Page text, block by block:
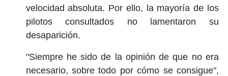
velocidad absoluta. Por ello, la mayoría de los
pilotos consultados no lamentaron su
desaparición.
"Siempre he sido de la opinión de que no era
necesario, sobre todo por cómo se consigue",